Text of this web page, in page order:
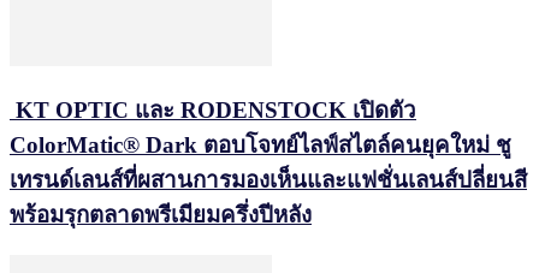
KT OPTIC และ RODENSTOCK เปิดตัว
ColorMatic® Dark ตอบโจทย์ไลฟ์สไตล์คนยุคใหม่ ชู
เทรนด์เลนส์ที่ผสานการมองเห็นและแฟชั่นเลนส์ปลี่ยนสี
พร้อมรุกตลาดพรีเมียมครึ่งปีหลัง